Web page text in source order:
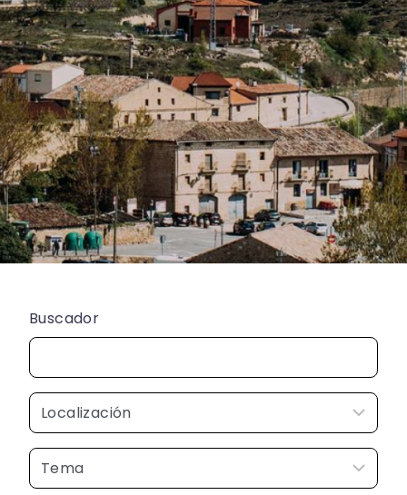
Buscador